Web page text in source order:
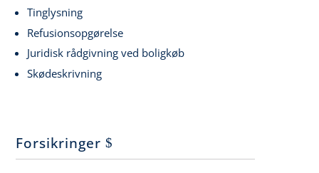
Tinglysning
Refusionsopgørelse
Juridisk rådgivning ved boligkøb
Skødeskrivning
Forsikringer